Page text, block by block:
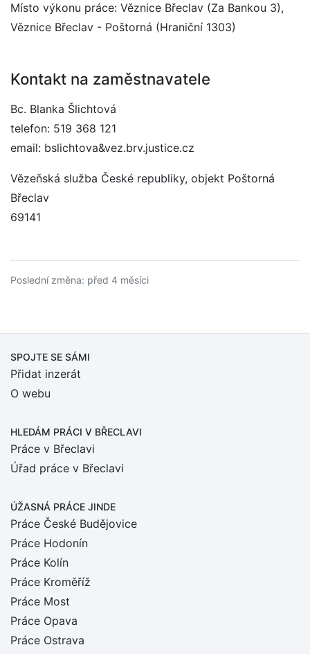
Místo výkonu práce: Věznice Břeclav (Za Bankou 3),
Věznice Břeclav - Poštorná (Hraniční 1303)
Kontakt na zaměstnavatele
Bc. Blanka Šlichtová
telefon: 519 368 121
email: bslichtova&vez.brv.justice.cz
Vězeňská služba České republiky, objekt Poštorná
Břeclav
69141
Poslední změna: před 4 měsíci
SPOJTE SE SÁMI
Přidat inzerát
O webu
HLEDÁM PRÁCI V BŘECLAVI
Práce v Břeclavi
Úřad práce v Břeclavi
ÚŽASNÁ PRÁCE JINDE
Práce České Budějovice
Práce Hodonín
Práce Kolín
Práce Kroměříž
Práce Most
Práce Opava
Práce Ostrava